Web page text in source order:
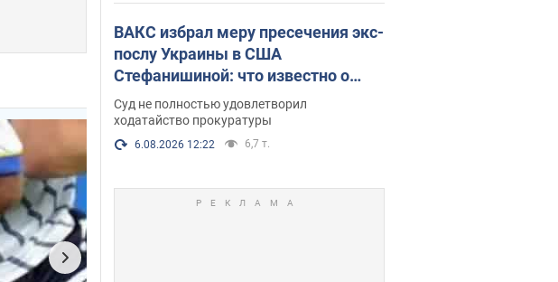
ВАКС избрал меру пресечения экс-
послу Украины в США
Стефанишиной: что известно о
деле
Суд не полностью удовлетворил
ходатайство прокуратуры
6.08.2026 12:22 6,7 т.